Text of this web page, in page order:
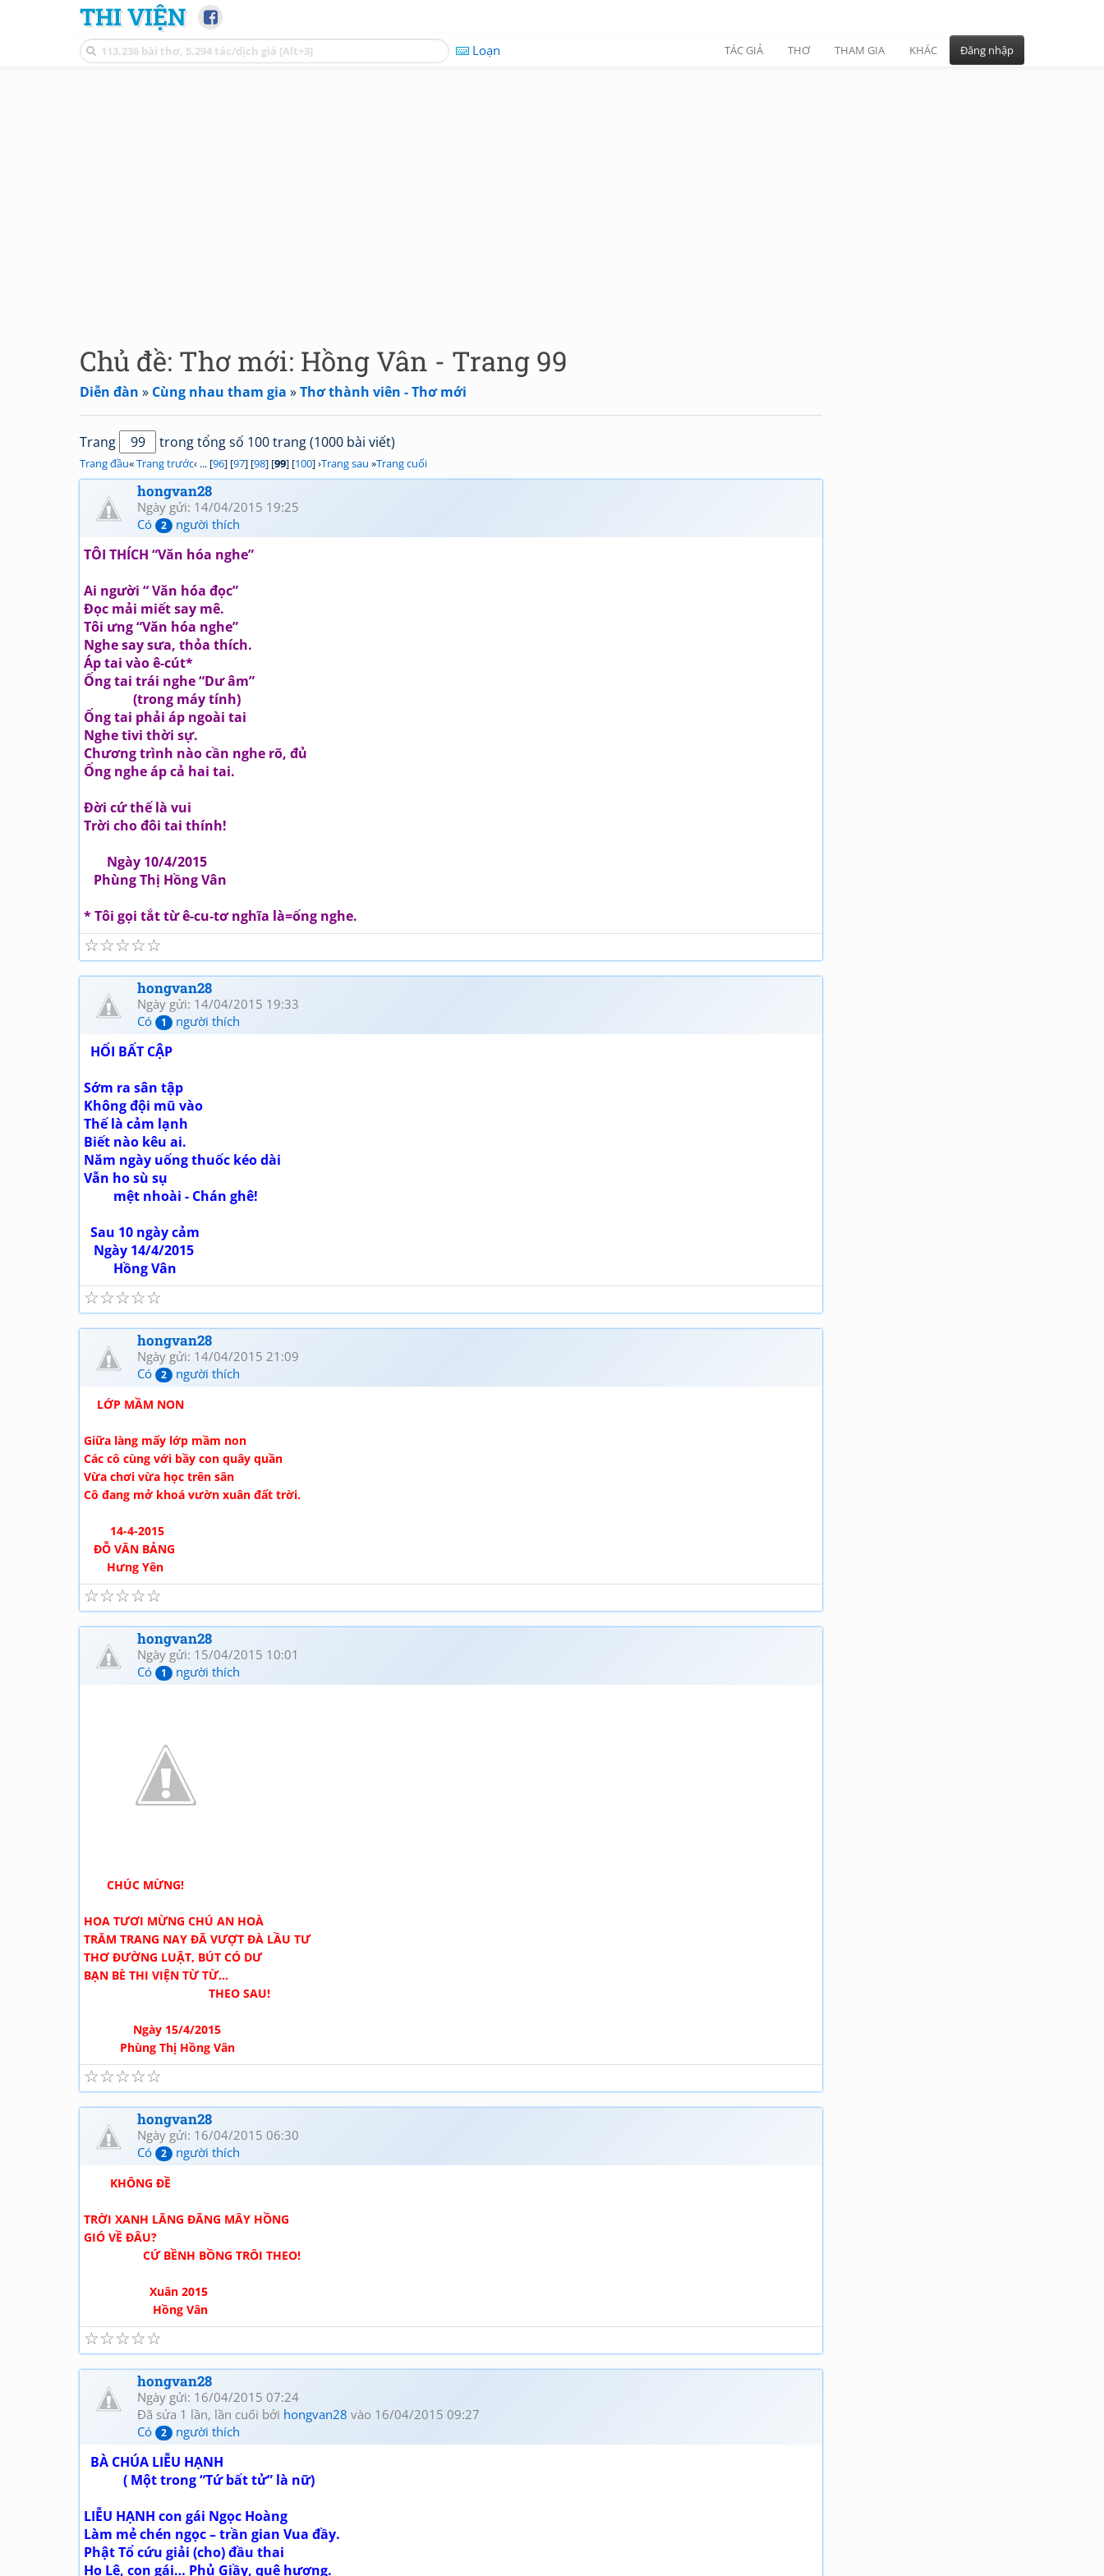
THI VIỆN
Loạn TÁC GIẢ THƠ THAM GIA KHÁC Đăng nhập
Chủ đề: Thơ mới: Hồng Vân - Trang 99
Diễn đàn » Cùng nhau tham gia »Thơ thành viên - Thơ mới
Trang trong tổng số 100 trang (1000 bài viết)
Trang đầu«Trang trước‹ ... [96] [97] [98] [99] [100] ›Trang sau »Trang cuối
hongvan28
Ngày gửi: 14/04/2015 19:25
Có
2 người thích
TÔI THÍCH “Văn hóa nghe”
Ai người “ Văn hóa đọc”
Đọc mải miết say mê.
Tôi ưng “Văn hóa nghe”
Nghe say sưa, thỏa thích.
Áp tai vào ê-cút*
Ống tai trái nghe “Dư âm”
(trong máy tính)
Ống tai phải áp ngoài tai
Nghe tivi thời sự.
Chương trình nào cần nghe rõ, đủ
Ống nghe áp cả hai tai.
Đời cứ thế là vui
Trời cho đôi tai thính!
Ngày 10/4/2015
Phùng Thị Hồng Vân
* Tôi gọi tắt từ ê-cu-tơ nghĩa là=ống nghe.
☆
☆
☆
☆
☆
hongvan28
Ngày gửi: 14/04/2015 19:33
Có
1 người thích
HỐI BẤT CẬP
Sớm ra sân tập
Không đội mũ vào
Thế là cảm lạnh
Biết nào kêu ai.
Năm ngày uống thuốc kéo dài
Vẫn ho sù sụ
mệt nhoài - Chán ghê!
Sau 10 ngày cảm
Ngày 14/4/2015
Hồng Vân
☆
☆
☆
☆
☆
hongvan28
Ngày gửi: 14/04/2015 21:09
Có
2 người thích
LỚP MẦM NON
Giữa làng mấy lớp mầm non
Các cô cùng với bầy con quây quần
Vừa chơi vừa học trên sân
Cô đang mở khoá vườn xuân đất trời.
14-4-2015
ĐỖ VĂN BẢNG
Hưng Yên
☆
☆
☆
☆
☆
hongvan28
Ngày gửi: 15/04/2015 10:01
Có
1 người thích
CHÚC MỪNG!
HOA TƯƠI MỪNG CHÚ AN HOÀ
TRĂM TRANG NAY ĐÃ VƯỢT ĐÀ LẦU TƯ
THƠ ĐƯỜNG LUẬT, BÚT CÓ DƯ
BẠN BÈ THI VIỆN TỪ TỪ...
THEO SAU!
Ngày 15/4/2015
Phùng Thị Hồng Vân
☆
☆
☆
☆
☆
hongvan28
Ngày gửi: 16/04/2015 06:30
Có
2 người thích
KHÔNG ĐỀ
TRỜI XANH LÃNG ĐÃNG MÂY HỒNG
GIÓ VỀ ĐÂU?
CỨ BỀNH BỒNG TRÔI THEO!
Xuân 2015
Hồng Vân
☆
☆
☆
☆
☆
hongvan28
Ngày gửi: 16/04/2015 07:24
Đã sửa 1 lần, lần cuối bởi hongvan28 vào 16/04/2015 09:27
Có
2 người thích
BÀ CHÚA LIỄU HẠNH
( Một trong “Tứ bất tử” là nữ)
LIỄU HẠNH con gái Ngọc Hoàng
Làm mẻ chén ngọc – trần gian Vua đầy.
Phật Tổ cứu giải (cho) đầu thai
Họ Lê, con gái… Phủ Giầy, quê hương.